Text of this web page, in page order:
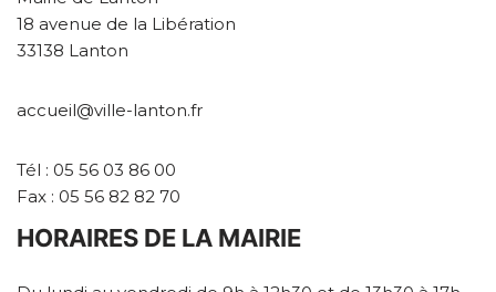
18 avenue de la Libération
33138 Lanton
accueil@ville-lanton.fr
Tél : 05 56 03 86 00
Fax : 05 56 82 82 70
HORAIRES DE LA MAIRIE